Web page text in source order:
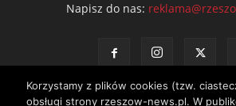
Napisz do nas:
Korzystamy z plików cookies (tzw.
obsługi strony rzeszow-news.pl. W